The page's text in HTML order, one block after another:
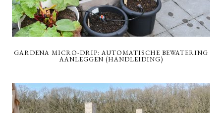
GARDENA MICRO-DRIP: AUTOMATISCHE BEWATERING
AANLEGGEN (HANDLEIDING)